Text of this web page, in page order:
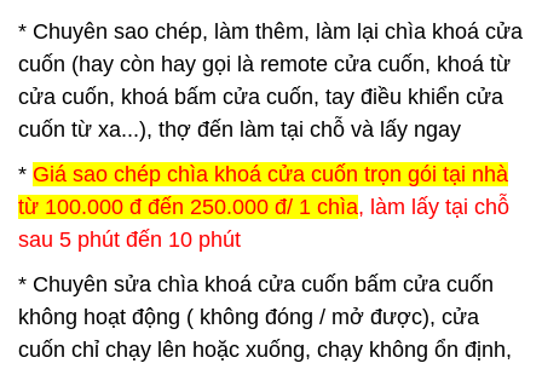
* Chuyên sao chép, làm thêm, làm lại chìa khoá cửa
cuốn (hay còn hay gọi là remote cửa cuốn, khoá từ
cửa cuốn, khoá bấm cửa cuốn, tay điều khiển cửa
cuốn từ xa...), thợ đến làm tại chỗ và lấy ngay
* Giá sao chép chìa khoá cửa cuốn trọn gói tại nhà
từ 100.000 đ đến 250.000 đ/ 1 chìa, làm lấy tại chỗ
sau 5 phút đến 10 phút
* Chuyên sửa chìa khoá cửa cuốn bấm cửa cuốn
không hoạt động ( không đóng / mở được), cửa
cuốn chỉ chạy lên hoặc xuống, chạy không ổn định,